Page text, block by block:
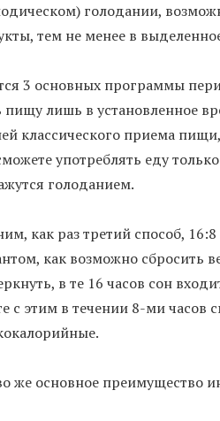
голодании,
тем не менее в
3 основных программы
пищу лишь в установленное
классического приема
употреблять еду
голоданием.
как раз третий способ,
как возможно сбросить
в те 16 часов сон
с этим в течении 8-ми часов
же основное преимущество